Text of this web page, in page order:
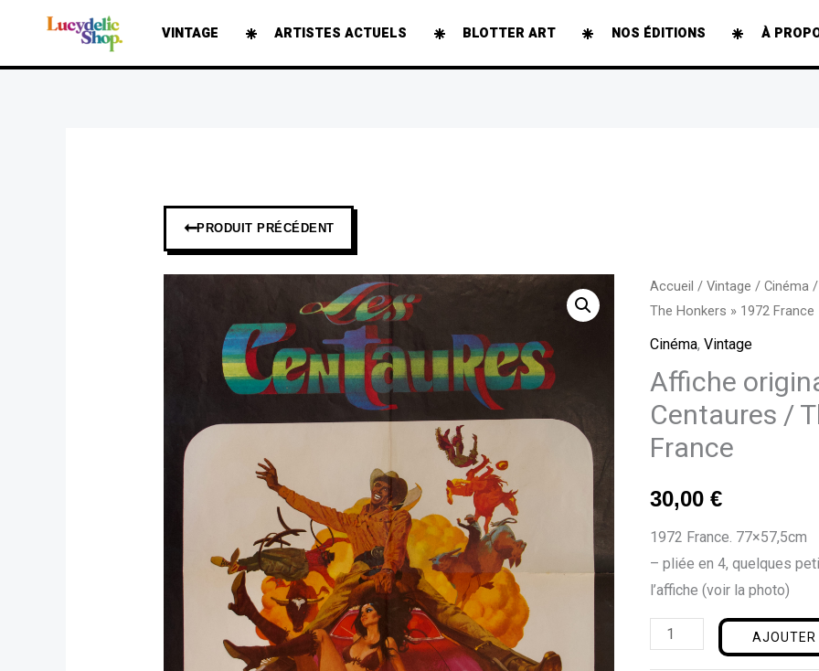
contenu
VINTAGE ARTISTES ACTUELS BLOTTER ART NOS ÉDITIONS À
➞PRODUIT PRÉCÉDENT
Accueil /Vintage /Cinéma /
The Honkers » 1972 France
Cinéma,Vintage
Affiche
Centaures /
France
30,00€
1972 France. 77×57,5cm
– pliée en 4, quelques
l’affiche (voir la photo)
quantité
de
Affiche
originale
film
«
Les
/
France
AJOUTER